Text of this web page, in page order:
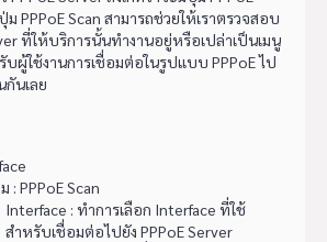
ม PPPoE Scan สามารถช่วยให้เราตรวจสอบ
ที่ให้บริการนั้นทำงานอยู่หรือเปล่าเป็นเมนู
ผู้ใช้งานการเชื่อมต่อในรูปแบบ PPPoE ไป
กันเลย
: PPPoE Scan
Interface : ทำการเลือก Interface ที่ใช้
สำหรับเชื่อมต่อไปยัง PPPoE Server